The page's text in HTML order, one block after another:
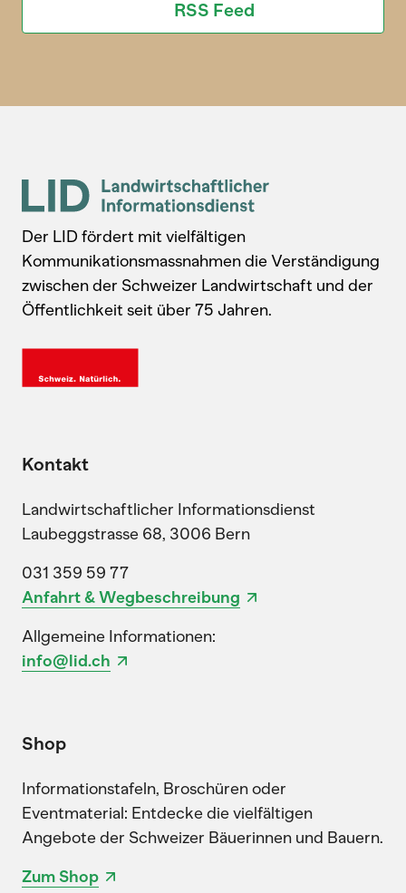
RSS Feed
Der LID fördert mit vielfältigen
Kommunikationsmassnahmen die Verständigung
zwischen der Schweizer Landwirtschaft und der
Öffentlichkeit seit über 75 Jahren.
Kontakt
Landwirtschaftlicher Informationsdienst
Laubeggstrasse 68, 3006 Bern
031 359 59 77
Anfahrt & Wegbeschreibung
Allgemeine Informationen:
info@lid.ch
Shop
Informationstafeln, Broschüren oder
Eventmaterial: Entdecke die vielfältigen
Angebote der Schweizer Bäuerinnen und Bauern.
Zum Shop